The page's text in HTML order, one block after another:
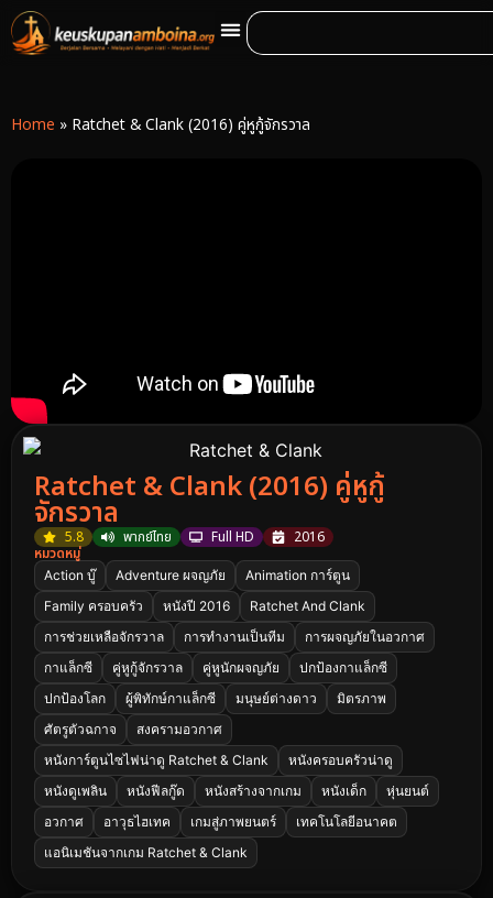
Home » Ratchet & Clank (2016) คู่หูกู้จักรวาล
Ratchet & Clank (2016) คู่หูกู้
จักรวาล
5.8 พากย์ไทย Full HD
2016
หมวดหมู่
Action บู๊ Adventure ผจญภัย
Animation การ์ตูน
Family ครอบครัว
หนังปี 2016
Ratchet And Clank
การช่วยเหลือจักรวาล
การทำงานเป็นทีม
การผจญภัยในอวกาศ
กาแล็กซี
คู่หูกู้จักรวาล คู่หูนักผจญภัย
ปกป้องกาแล็กซี
ปกป้องโลก
ผู้พิทักษ์กาแล็กซี มนุษย์ต่างดาว
มิตรภาพ
ศัตรูตัวฉกาจ
สงครามอวกาศ
หนังการ์ตูนไซไฟน่าดู Ratchet & Clank
หนังครอบครัวน่าดู
หนังดูเพลิน
หนังฟีลกู๊ด หนังสร้างจากเกม หนังเด็ก
หุ่นยนต์
อวกาศ
อาวุธไฮเทค เกมสู่ภาพยนตร์
เทคโนโลยีอนาคต
แอนิเมชันจากเกม Ratchet & Clank